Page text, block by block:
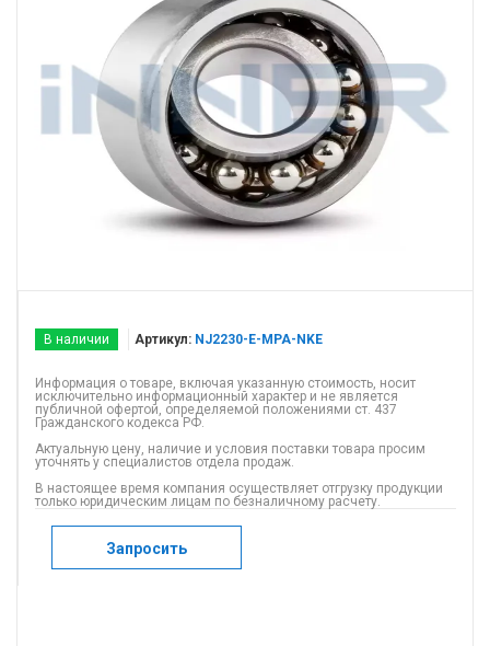
В наличии Артикул: NJ2230-E-MPA-NKE
Информация о товаре, включая указанную стоимость, носит
исключительно информационный характер и не является
публичной офертой, определяемой положениями ст. 437
Гражданского кодекса РФ.
Актуальную цену, наличие и условия поставки товара просим
уточнять у специалистов отдела продаж.
В настоящее время компания осуществляет отгрузку продукции
только юридическим лицам по безналичному расчету.
Запросить